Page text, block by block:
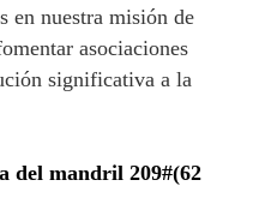
en nuestra misión de
asociaciones
significativa a la
del mandril 209#(62